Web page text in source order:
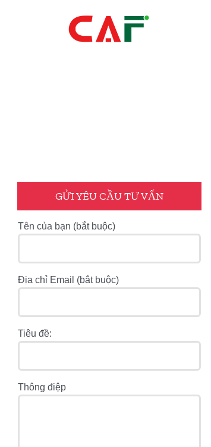
GỬI YÊU CẦU TƯ VẤN
Tên của bạn (bắt buộc)
Địa chỉ Email (bắt buộc)
Tiêu đề:
Thông điệp